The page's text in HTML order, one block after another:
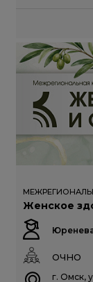
Женское
ОЧНО
г. Омск,